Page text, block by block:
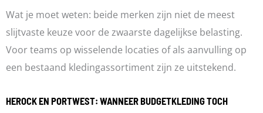
Wat je moet weten: beide merken zijn niet de meest
slijtvaste keuze voor de zwaarste dagelijkse belasting.
Voor teams op wisselende locaties of als aanvulling op
een bestaand kledingassortiment zijn ze uitstekend.
HEROCK EN PORTWEST: WANNEER BUDGETKLEDING TOCH